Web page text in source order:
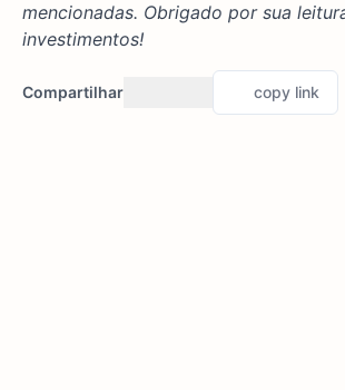
mencionadas. Obrigado por sua
investimentos!
Compartilhar copy link